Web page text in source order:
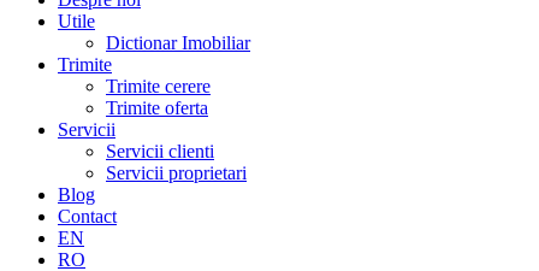
Utile
Dictionar Imobiliar
Trimite
Trimite cerere
Trimite oferta
Servicii
Servicii clienti
Servicii proprietari
Blog
Contact
EN
RO